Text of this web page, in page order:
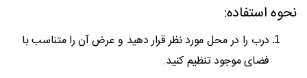
نحوه استفاده:
درب را در محل مورد نظر قرار دهید و عرض آن را متناسب با
فضای موجود تنظیم کنید.